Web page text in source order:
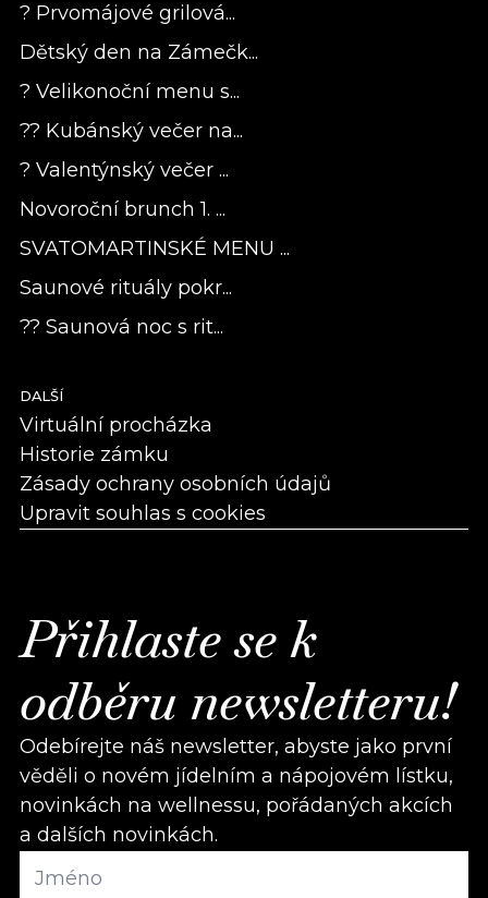
? Prvomájové grilová...
Dětský den na Zámečk...
? Velikonoční menu s...
?? Kubánský večer na...
? Valentýnský večer ...
Novoroční brunch 1. ...
SVATOMARTINSKÉ MENU ...
Saunové rituály pokr...
?? Saunová noc s rit...
DALŠÍ
Virtuální procházka
Historie zámku
Zásady ochrany osobních údajů
Upravit souhlas s cookies
Přihlaste se k
odběru newsletteru!
Odebírejte náš newsletter, abyste jako první
věděli o novém jídelním a nápojovém lístku,
novinkách na wellnessu, pořádaných akcích
a dalších novinkách.